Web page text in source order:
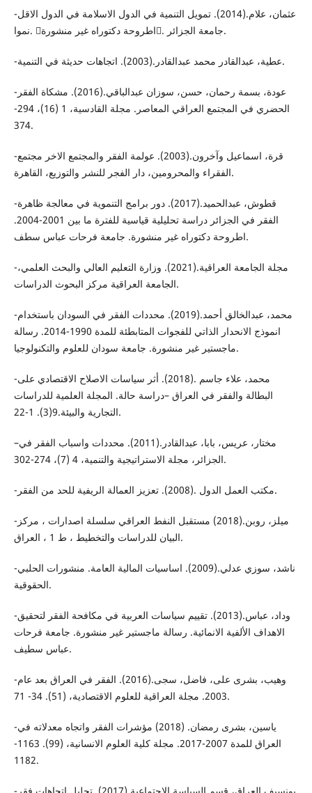
-عثمان، علام.(2014). تمويل التنمية في الدول الاسلامة في الدول الاقل
نموا. اطروحة دكتوراه غير منشورة. جامعة الجزائر.
-عطية، عبدالقادر محمد عبدالقادر.(2003). اتجاهات حديثة في التنمية.
-عودة، بسمة رحمان، حسن، سوزان عبدالباقي.(2016). مشكاة الفقر
الحضري في المجتمع العراقي المعاصر. مجلة القادسية، 1 (16)، 294-
374.
-قرة، اسماعيل وآخرون.(2003). عولمة الفقر والمجتمع الاخر مجتمع
الفقراء والمحرومين، دار الفجر للنشر والتوزيع، القاهرة.
-قطوش، عبدالحميد.(2017). دور برامج التنموية في معالجة ظاهرة
الفقر في الجزائر دراسة تحليلية قياسية للفترة ما بين 2001-2004.
اطروحة دكتوراه غير منشورة. جامعة فرحات عباس سطف.
-مجلة الجامعة العراقية.(2021). وزارة التعليم العالي والبحث العلمي،
الجامعة العراقية مركز البحوث الدراسات.
-محمد، عبدالخالق أحمد.(2019). محددات الفقر في السودان باستخدام
انموذج الانحدار الذاتي للفجوات المتابطئة للمدة 1990-2014. رسالة
ماجستير غير منشورة. جامعة سودان للعلوم والتكنولوجيا.
-محمد، علاء جاسم .(2018). أثر سياسات الاصلاح الاقتصادي على
البطالة والفقر في العراق –دراسة حالة. المجلة العلمية للدراسات
التجارية والبيئة.9(3). 1-22.
–مختار، عريس، بابا، عبدالقادر.(2011). محددات واسباب الفقر في
الجزائر، مجلة الاستراتيجية والتنمية، 4 (7)، 274-302.
-مكتب العمل الدول .(2008). تعزيز العمالة الريفية للحد من الفقر.
-ميلز، روبن.(2018) مستقبل النفط العراقي سلسلة اصدارات ، مركز
البيان للدراسات والتخطيط ، ط 1 ، العراق.
-ناشد، سوزي عدلي.(2009). اساسيات المالية العامة. منشورات الحلبي
الحقوقية.
-وداد، عباس.(2013). تقييم سياسات العربية في مكافحة الفقر لتحقيق
الاهداف الألفية الانمائية. رسالة ماجستير غير منشورة. جامعة فرحات
عباس سطيف.
-وهيب، بشرى على، فاضل، سجى.(2016). الفقر في العراق بعد عام
2003. مجلة العراقية للعلوم الاقتصادية، (51). 34- 71.
-ياسين، بشرى رمضان. (2018) مؤشرات الفقر واتجاه معدلاته في
العراق للمدة 2007-2017. مجلة كلية العلوم الانسانية، (99). 1163-
1182.